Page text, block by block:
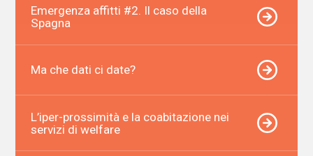
Emergenza affitti #2. Il caso della
Spagna
Ma che dati ci date?
L’iper-prossimità e la coabitazione nei
servizi di welfare